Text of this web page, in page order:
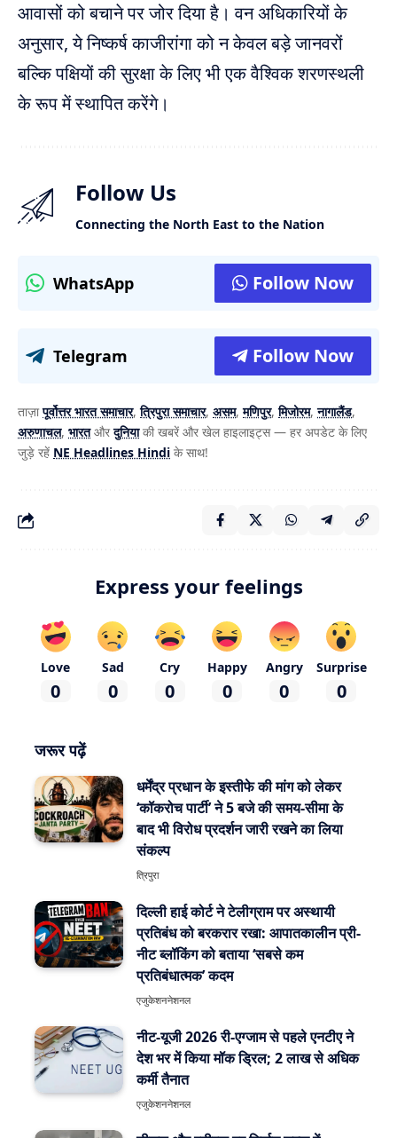
आवासों को बचाने पर जोर दिया है। वन अधिकारियों के
अनुसार, ये निष्कर्ष काजीरांगा को न केवल बड़े जानवरों
बल्कि पक्षियों की सुरक्षा के लिए भी एक वैश्विक शरणस्थली
के रूप में स्थापित करेंगे।
Follow Us
Connecting the North East to the Nation
WhatsApp Follow Now
Telegram Follow Now
ताज़ापूर्वोत्तर भारत समाचार,त्रिपुरा समाचार, असम,मणिपुर,मिजोरम,नागालैंड,
अरुणाचल, भारतऔरदुनियाकी खबरें और खेल हाइलाइट्स — हर अपडेट के लिए
जुड़े रहें NE Headlines Hindi के साथ!
Express your feelings
Love
0
Sad
0
Cry
0
Happy
0
Angry
0
Surprise
0
जरूर पढ़ें
धर्मेंद्र प्रधान के इस्तीफे की मांग को लेकर
‘कॉकरोच पार्टी’ ने 5 बजे की समय-सीमा के
बाद भी विरोध प्रदर्शन जारी रखने का लिया
संकल्प
त्रिपुरा
दिल्ली हाई कोर्ट ने टेलीग्राम पर अस्थायी
प्रतिबंध को बरकरार रखा: आपातकालीन प्री-
नीट ब्लॉकिंग को बताया ‘सबसे कम
प्रतिबंधात्मक’ कदम
एजुकेशननेशनल
नीट-यूजी 2026 री-एग्जाम से पहले एनटीए ने
देश भर में किया मॉक ड्रिल; 2 लाख से अधिक
कर्मी तैनात
एजुकेशननेशनल